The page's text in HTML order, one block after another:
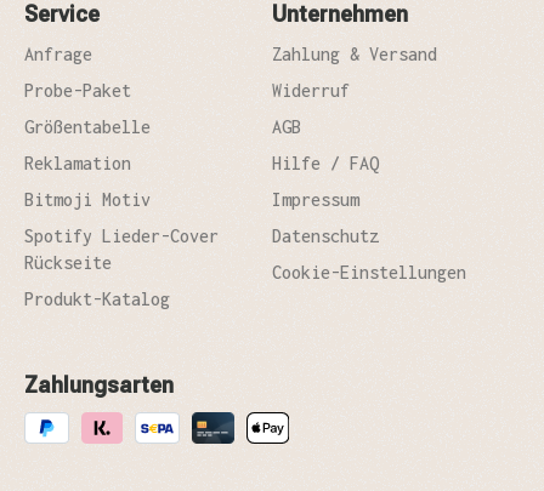
Service
Anfrage
Probe-Paket
Größentabelle
Reklamation
Bitmoji Motiv
Spotify Lieder-Cover
Rückseite
Produkt-Katalog
Unternehmen
Zahlung & Versand
Widerruf
AGB
Hilfe / FAQ
Impressum
Datenschutz
Cookie-Einstellungen
Zahlungsarten